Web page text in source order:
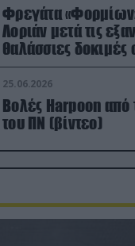
Φρεγάτα
Λοριάν μετά τις
θαλάσσιες δοκιμές στον
απαιτητικό
25.06.2026
Βολές Harpoon από
του ΠΝ (βίντεο)